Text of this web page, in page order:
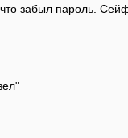
забыл пароль.